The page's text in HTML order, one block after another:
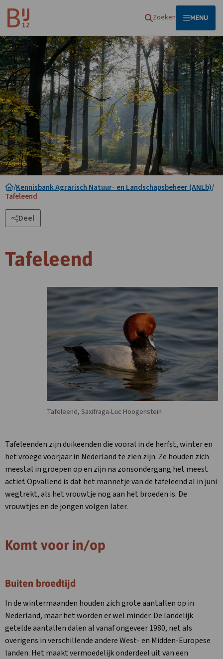
Homepagina Zoeken OPEN
MENU
/Kennisbank Agrarisch Natuur- en Landschapsbeheer (ANLb)/
Tafeleend
Deel
Tafeleend
Tafeleend, Saxifraga-Luc Hoogenstein
Tafeleenden zijn duikeenden die vooral in de herfst, winter en
het vroege voorjaar in Nederland te zien zijn. Ze houden zich
meestal in groepen op en zijn na zonsondergang het meest
actief. Opvallend is dat het mannetje van de tafeleend al in juni
wegtrekt, als het vrouwtje nog aan het broeden is. De
vrouwtjes en de jongen volgen later.
Komt voor in/op
Buiten broedtijd
In de wintermaanden houden zich grote aantallen op in
Nederland, maar het worden er wel minder. De landelijk
getelde aantallen dalen al vanaf ongeveer 1980, net als
overigens in verschillende andere West- en Midden-Europese
landen. Het maakt vermoedelijk onderdeel uit van een